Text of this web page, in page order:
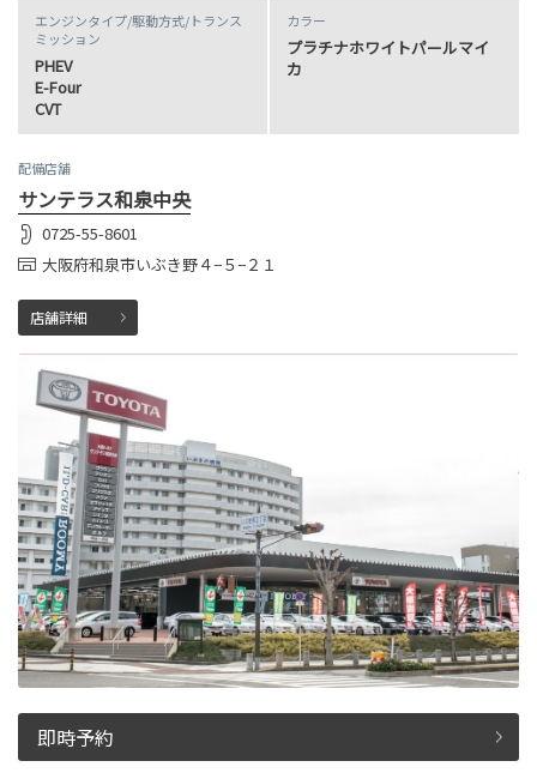
エンジンタイプ/駆動方式/トランス
ミッション
PHEV
E-Four
CVT
カラー
プラチナホワイトパールマイ
カ
配備店舗
サンテラス和泉中央
0725-55-8601
大阪府和泉市いぶき野４−５−２１
店舗詳細
即時予約